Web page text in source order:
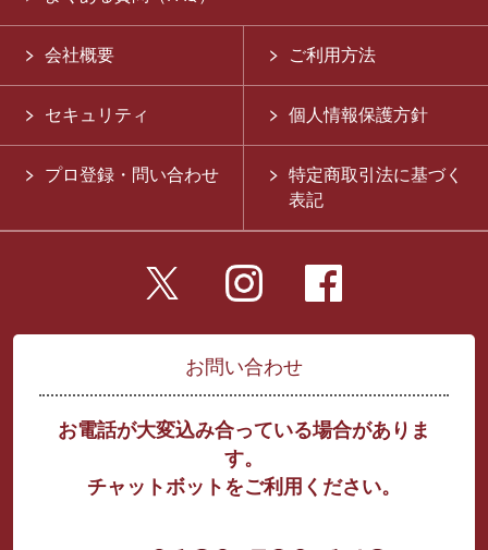
会社概要 ご利用方法
セキュリティ 個人情報保護方針
プロ登録・問い合わせ
特定商取引法に基づく
表記
お問い合わせ
お電話が大変込み合っている場合がありま
す。
チャットボットをご利用ください。